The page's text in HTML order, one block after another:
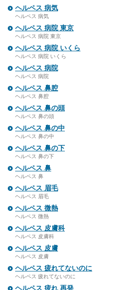
ヘルペス 病気
ヘルペス 病気
ヘルペス 病院 東京
ヘルペス 病院 東京
ヘルペス 病院 いくら
ヘルペス 病院 いくら
ヘルペス 病院
ヘルペス 病院
ヘルペス 鼻腔
ヘルペス 鼻腔
ヘルペス 鼻の頭
ヘルペス 鼻の頭
ヘルペス 鼻の中
ヘルペス 鼻の中
ヘルペス 鼻の下
ヘルペス 鼻の下
ヘルペス 鼻
ヘルペス 鼻
ヘルペス 眉毛
ヘルペス 眉毛
ヘルペス 微熱
ヘルペス 微熱
ヘルペス 皮膚科
ヘルペス 皮膚科
ヘルペス 皮膚
ヘルペス 皮膚
ヘルペス 疲れてないのに
ヘルペス 疲れてないのに
ヘルペス 疲れ 再発